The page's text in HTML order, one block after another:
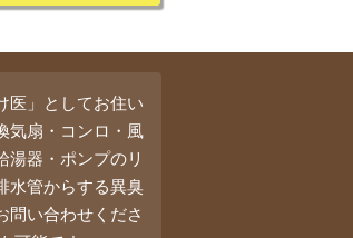
医」としてお住い
気扇・コンロ・風
湯器・ポンプのリ
水管からする異臭
問い合わせくださ